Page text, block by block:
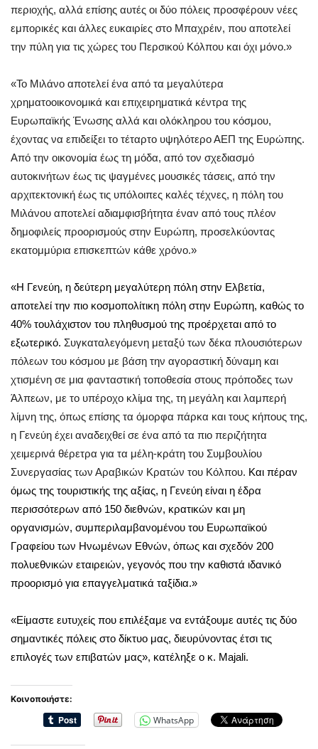
περιοχής, αλλά επίσης αυτές οι δύο πόλεις προσφέρουν νέες
εμπορικές και άλλες ευκαιρίες στο Μπαχρέιν, που αποτελεί
την πύλη για τις χώρες του Περσικού Κόλπου και όχι μόνο.»
«Το Μιλάνο αποτελεί ένα από τα μεγαλύτερα
χρηματοοικονομικά και επιχειρηματικά κέντρα της
Ευρωπαϊκής Ένωσης αλλά και ολόκληρου του κόσμου,
έχοντας να επιδείξει το τέταρτο υψηλότερο ΑΕΠ της Ευρώπης.
Από την οικονομία έως τη μόδα, από τον σχεδιασμό
αυτοκινήτων έως τις ψαγμένες μουσικές τάσεις, από την
αρχιτεκτονική έως τις υπόλοιπες καλές τέχνες, η πόλη του
Μιλάνου αποτελεί αδιαμφισβήτητα έναν από τους πλέον
δημοφιλείς προορισμούς στην Ευρώπη, προσελκύοντας
εκατομμύρια επισκεπτών κάθε χρόνο.»
«Η Γενεύη, η δεύτερη μεγαλύτερη πόλη στην Ελβετία,
αποτελεί την πιο κοσμοπολίτικη πόλη στην Ευρώπη, καθώς το
40% τουλάχιστον του πληθυσμού της προέρχεται από το
εξωτερικό. Συγκαταλεγόμενη μεταξύ των δέκα πλουσιότερων
πόλεων του κόσμου με βάση την αγοραστική δύναμη και
χτισμένη σε μια φανταστική τοποθεσία στους πρόποδες των
Άλπεων, με το υπέροχο κλίμα της, τη μεγάλη και λαμπερή
λίμνη της, όπως επίσης τα όμορφα πάρκα και τους κήπους της,
η Γενεύη έχει αναδειχθεί σε ένα από τα πιο περιζήτητα
χειμερινά θέρετρα για τα μέλη-κράτη του Συμβουλίου
Συνεργασίας των Αραβικών Κρατών του Κόλπου. Και πέραν
όμως της τουριστικής της αξίας, η Γενεύη είναι η έδρα
περισσότερων από 150 διεθνών, κρατικών και μη
οργανισμών, συμπεριλαμβανομένου του Ευρωπαϊκού
Γραφείου των Ηνωμένων Εθνών, όπως και σχεδόν 200
πολυεθνικών εταιρειών, γεγονός που την καθιστά ιδανικό
προορισμό για επαγγελματικά ταξίδια.»
«Είμαστε ευτυχείς που επιλέξαμε να εντάξουμε αυτές τις δύο
σημαντικές πόλεις στο δίκτυο μας, διευρύνοντας έτσι τις
επιλογές των επιβατών μας», κατέληξε ο κ. Majali.
Κοινοποιήστε:
WhatsApp